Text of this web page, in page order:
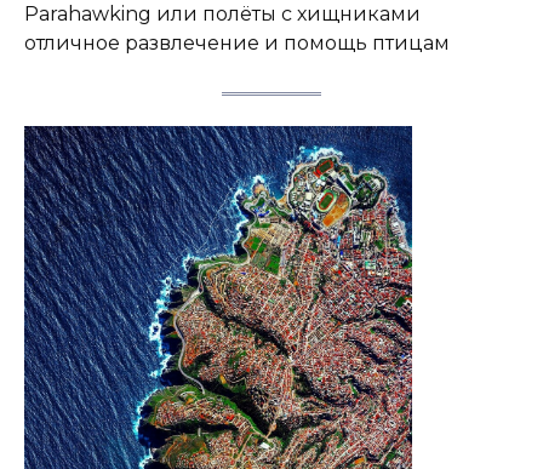
Parahawking или полёты с хищниками
отличное развлечение и помощь птицам